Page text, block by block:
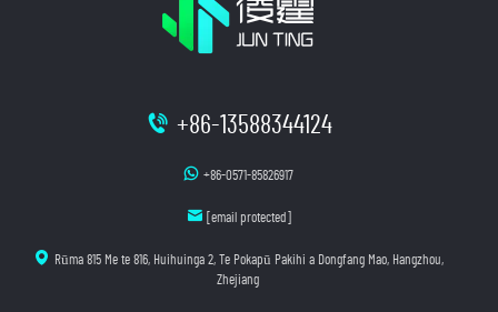
+86-13588344124
+86-0571-85826917
[email protected]
Rūma 815 Me te 816, Huihuinga 2, Te Pokapū Pakihi a Dongfang Mao, Hangzhou,
Zhejiang